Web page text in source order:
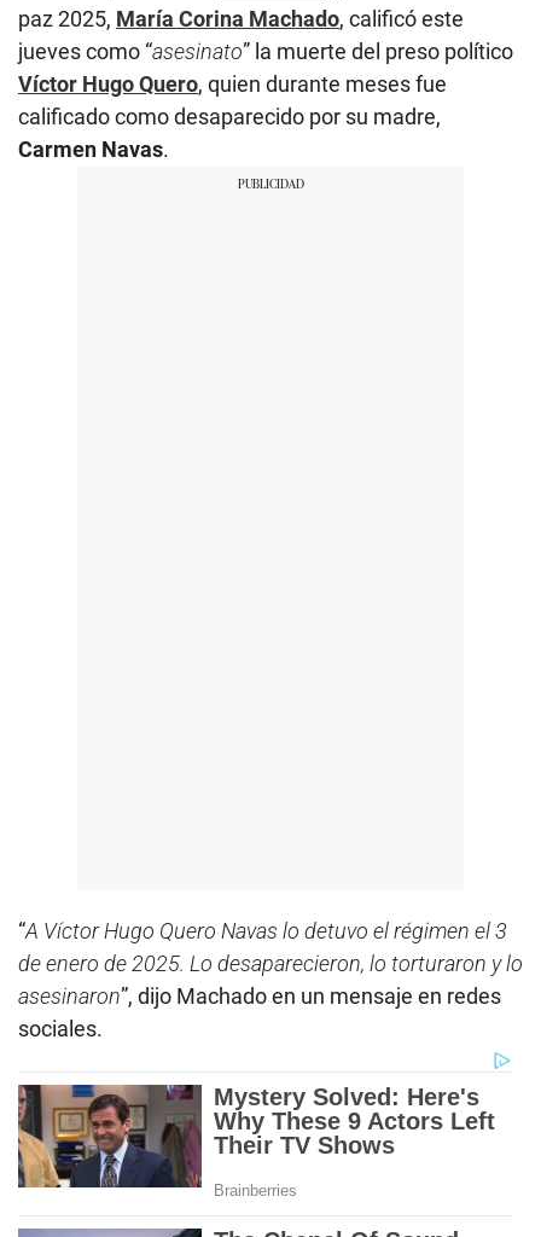
paz 2025, María Corina Machado, calificó este
jueves como “asesinato” la muerte del preso político
Víctor Hugo Quero, quien durante meses fue
calificado como desaparecido por su madre,
Carmen Navas.
“A Víctor Hugo Quero Navas lo detuvo el régimen el 3
de enero de 2025. Lo desaparecieron, lo torturaron y lo
asesinaron”, dijo Machado en un mensaje en redes
sociales.